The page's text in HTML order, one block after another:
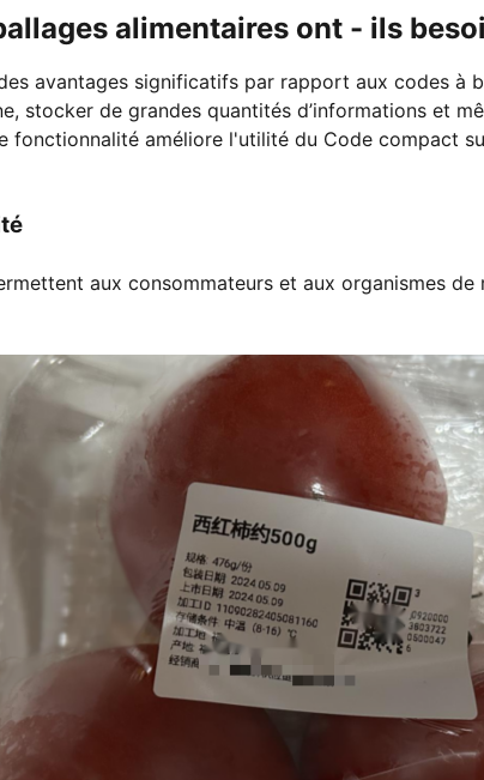
alimentaires ont - ils
avantages significatifs par rapport aux codes à
stocker de grandes quantités d’informations et
fonctionnalité améliore l'utilité du Code compact
aux consommateurs et aux organismes